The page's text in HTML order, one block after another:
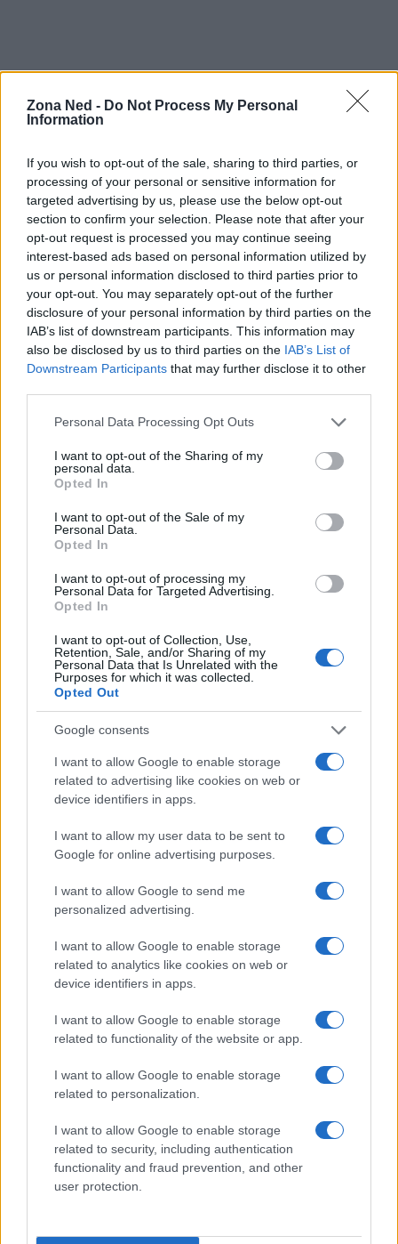
Zona Ned - Do Not Process My Personal
Information
If you wish to opt-out of the sale, sharing to third parties, or
processing of your personal or sensitive information for
targeted advertising by us, please use the below opt-out
section to confirm your selection. Please note that after your
opt-out request is processed you may continue seeing
interest-based ads based on personal information utilized by
us or personal information disclosed to third parties prior to
your opt-out. You may separately opt-out of the further
disclosure of your personal information by third parties on the
IAB’s list of downstream participants. This information may
also be disclosed by us to third parties on the IAB’s List of
Downstream Participants that may further disclose it to other
Please note that this website/app uses one or more Google
not limited to your visit or usage behaviour. You may click to
grant or deny consent to Google and its third-party tags to
use your data for below specified purposes in below Google
consent section.
Personal Data Processing Opt Outs
I want to opt-out of the Sharing of my
personal data.
Opted In
I want to opt-out of the Sale of my
Personal Data.
Opted In
I want to opt-out of processing my
Personal Data for Targeted Advertising.
Opted In
I want to opt-out of Collection, Use,
Retention, Sale, and/or Sharing of my
Personal Data that Is Unrelated with the
Purposes for which it was collected.
Opted Out
Google consents
I want to allow Google to enable storage
related to advertising like cookies on web or
device identifiers in apps.
I want to allow my user data to be sent to
Google for online advertising purposes.
I want to allow Google to send me
personalized advertising.
I want to allow Google to enable storage
related to analytics like cookies on web or
device identifiers in apps.
I want to allow Google to enable storage
related to functionality of the website or app.
I want to allow Google to enable storage
related to personalization.
I want to allow Google to enable storage
related to security, including authentication
functionality and fraud prevention, and other
user protection.
Continua a leggere
FANATISMO TECH
Ottimizzare studio e lavoro su Mac e Windows con un
ecosistema doppio
FANATISMO TECH
Dalla musica alla letteratura: il viaggio di Francesco
Andrea Conforti · 7 Ago 2026
Guida CPU: P-core/E-core, boost, cache e TDP reali